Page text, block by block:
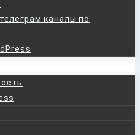
каналы по